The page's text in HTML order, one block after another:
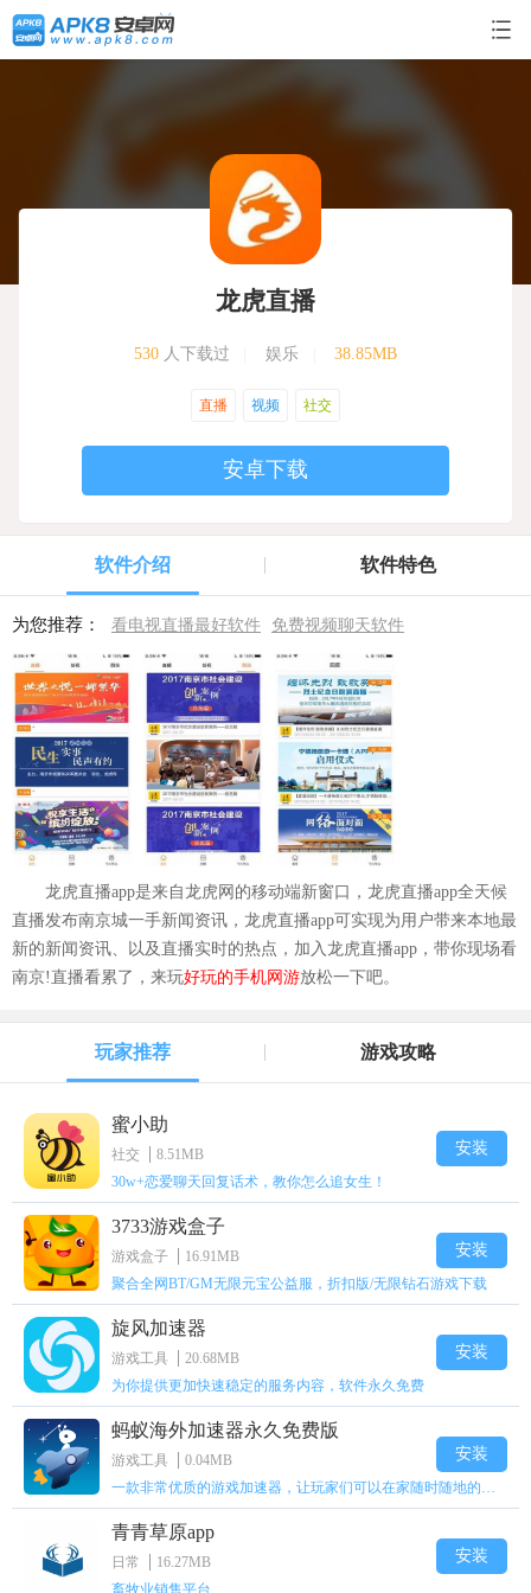
龙虎直播
530人下载过 娱乐 38.85MB
直播 视频 社交
安卓下载
软件介绍 软件特色
为您推荐： 看电视直播最好软件 免费视频聊天软件
龙虎直播app是来自龙虎网的移动端新窗口，龙虎直播app全天候
直播发布南京城一手新闻资讯，龙虎直播app可实现为用户带来本地最
新的新闻资讯、以及直播实时的热点，加入龙虎直播app，带你现场看
南京!直播看累了， 来玩好玩的手机网游放松一下吧。
玩家推荐 游戏攻略
蜜小助
社交
8.51MB
30w+恋爱聊天回复话术，教你怎么追女生！
安装
3733游戏盒子
游戏盒子
16.91MB
聚合全网BT/GM无限元宝公益服，折扣版/无限钻石游戏下载
安装
旋风加速器
游戏工具
20.68MB
为你提供更加快速稳定的服务内容，软件永久免费
安装
蚂蚁海外加速器永久免费版
游戏工具
0.04MB
一款非常优质的游戏加速器，让玩家们可以在家随时随地的上网
安装
青青草原app
日常
16.27MB
畜牧业销售平台
安装